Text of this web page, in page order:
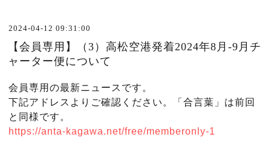
2024-04-12 09:31:00
【会員専用】（3）高松空港発着2024年8月-9月チ
ャーター便について
会員専用の最新ニュースです。
下記アドレスよりご確認ください。「合言葉」は前回
と同様です。
https://anta-kagawa.net/free/memberonly-1